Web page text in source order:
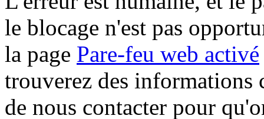
le blocage n'est pas
la page Pare-feu web activé
trouverez des informations
de nous contacter pour